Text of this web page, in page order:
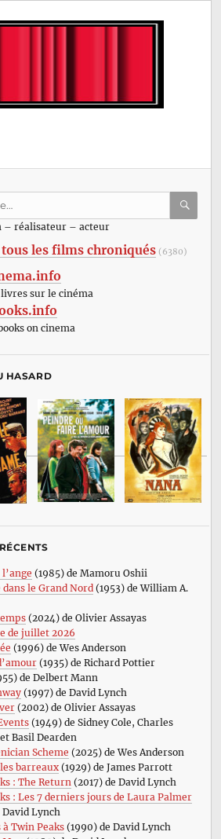
– réalisateur – acteur
les films chroniqués (6380)
livres sur le cinéma
on cinema
HASARD
(1985) de Mamoru Oshii
le Grand Nord(1953) de William A.
(2024) de Olivier Assayas
de juillet 2026
(1996) de Wes Anderson
(1935) de Richard Pottier
de Delbert Mann
(1997) de David Lynch
(2002) de Olivier Assayas
(1949) de Sidney Cole, Charles
Basil Dearden
Scheme (2025) de Wes Anderson
barreaux(1929) de James Parrott
: The Return (2017) de David Lynch
: Les 7 derniers jours de Laura Palmer
David Lynch
Twin Peaks(1990) de David Lynch